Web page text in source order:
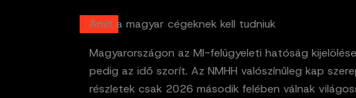
Amit a magyar cégeknek kell tudniuk
Magyarországon az MI-felügyeleti hatóság
pedig az idő szorít. Az NMHH valószínűleg kap
részletek csak 2026 második felében válnak